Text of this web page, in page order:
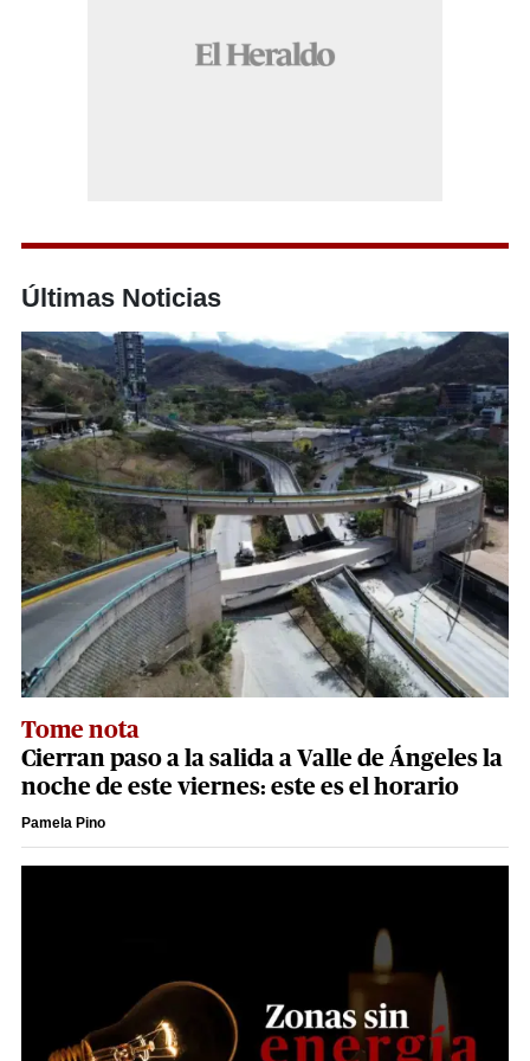
Últimas Noticias
Tome nota
Cierran paso a la salida a Valle de Ángeles la
noche de este viernes: este es el horario
Pamela Pino